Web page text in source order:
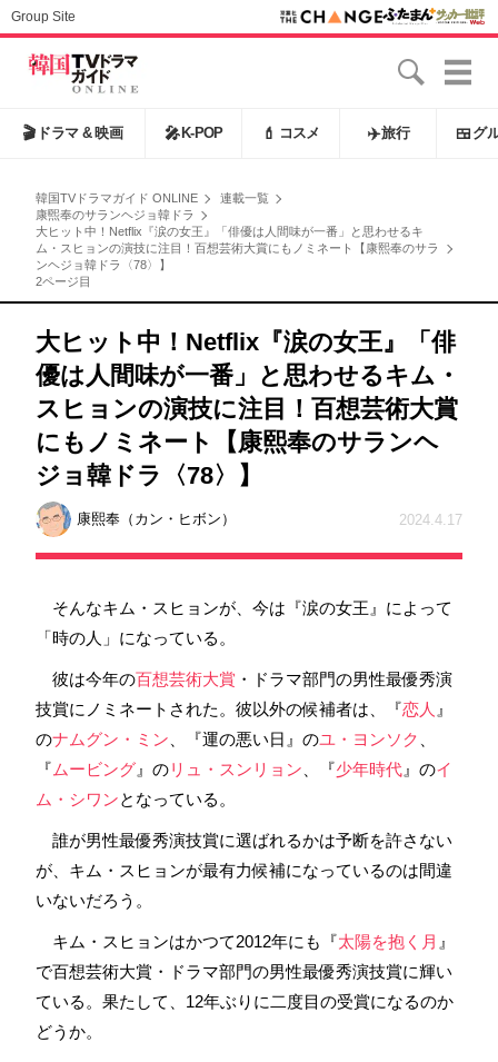
Group Site
🎬 ドラマ & 映画 🎤 K-POP 💄 コスメ ✈️旅行 🍱 グ
韓国TVドラマガイド ONLINE
連載一覧
康煕奉のサランヘジョ韓ドラ
大ヒット中！Netflix『涙の女王』「俳優は人間味が一番」と思わせるキ
ム・スヒョンの演技に注目！百想芸術大賞にもノミネート【康熙奉のサラ
ンヘジョ韓ドラ〈78〉】
2ページ目
大ヒット中！Netflix『涙の女王』「俳
優は人間味が一番」と思わせるキム・
スヒョンの演技に注目！百想芸術大賞
にもノミネート【康熙奉のサランヘ
ジョ韓ドラ〈78〉】
康熙奉（カン・ヒボン） 2024.4.17
そんなキム・スヒョンが、今は『涙の女王』によって
「時の人」になっている。
彼は今年の百想芸術大賞 ・ドラマ部門の男性最優秀演
技賞にノミネートされた。彼以外の候補者は、『恋人 』
のナムグン・ミン 、『運の悪い日』のユ・ヨンソク
『 ムービング 』のリュ・スンリョン 、『少年時代 』のイ
ム・シワンとなっている。
誰が男性最優秀演技賞に選ばれるかは予断を許さない
が、キム・スヒョンが最有力候補になっているのは間違
いないだろう。
キム・スヒョンはかつて2012年にも『太陽を抱く月 』
で百想芸術大賞・ドラマ部門の男性最優秀演技賞に輝い
ている。果たして、12年ぶりに二度目の受賞になるのか
どうか。